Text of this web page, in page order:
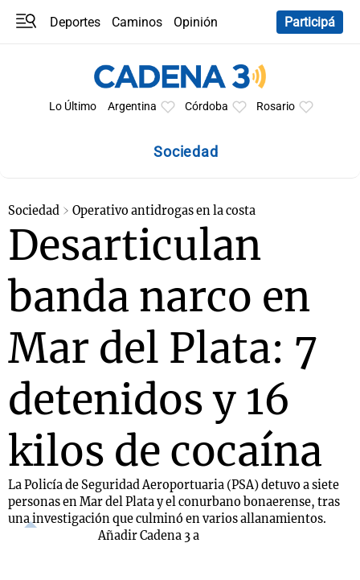
Deportes Caminos
Opinión
Participá
Lo Último Argentina Córdoba Rosario
Sociedad
Sociedad Operativo antidrogas en la costa
Desarticulan
banda narco en
Mar del Plata: 7
detenidos y 16
kilos de cocaína
La Policía de Seguridad Aeroportuaria (PSA) detuvo a siete
personas en Mar del Plata y el conurbano bonaerense, tras
una investigación que culminó en varios allanamientos.
Añadir Cadena 3 a